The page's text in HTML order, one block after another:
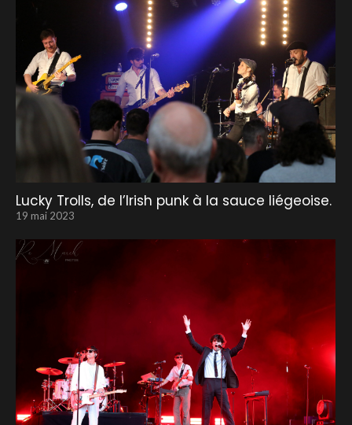
Lucky Trolls, de l’Irish punk à la sauce liégeoise.
19 mai 2023